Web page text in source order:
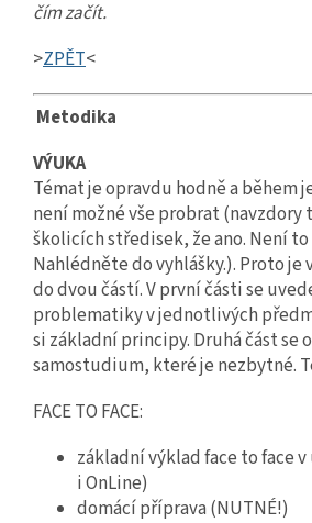
čím začít.
>ZPĚT<
Metodika
VÝUKA
Témat je opravdu hodně a během
není možné vše probrat (navzdory
školicích středisek, že ano. Není to
Nahlédněte do vyhlášky.). Proto je
do dvou částí. V první části se
problematiky v jednotlivých
si základní principy. Druhá část se
samostudium, které je nezbytné.
FACE TO FACE:
základní výklad face to face
i OnLine)
domácí příprava (NUTNÉ!)